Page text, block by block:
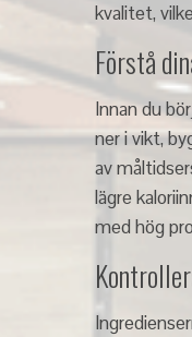
kvalitet,
Förstå
Innan du
ner i vikt,
av
lägre
med hög